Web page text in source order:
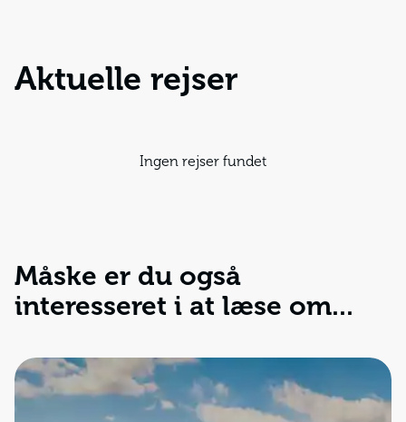
Aktuelle rejser
Ingen rejser fundet
Måske er du også
interesseret i at læse om...